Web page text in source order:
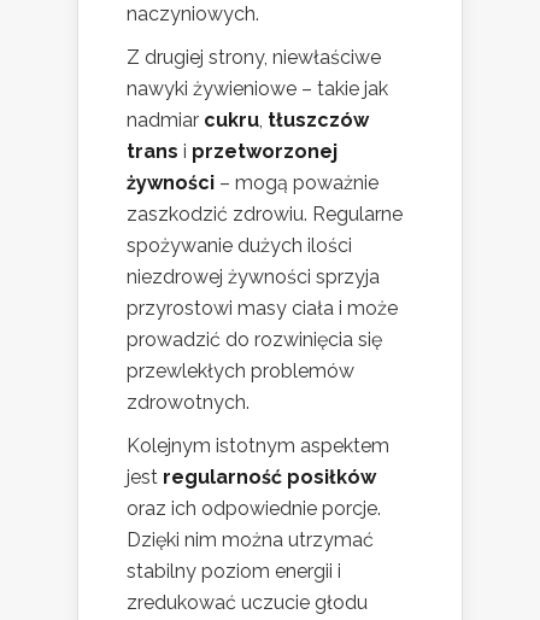
naczyniowych.
Z drugiej strony, niewłaściwe
nawyki żywieniowe – takie jak
nadmiar cukru tłuszczów
trans i przetworzonej
żywności – mogą poważnie
zaszkodzić zdrowiu. Regularne
spożywanie dużych ilości
niezdrowej żywności sprzyja
przyrostowi masy ciała i może
prowadzić do rozwinięcia się
przewlekłych problemów
zdrowotnych.
Kolejnym istotnym aspektem
jest regularność posiłków
oraz ich odpowiednie porcje.
Dzięki nim można utrzymać
stabilny poziom energii i
zredukować uczucie głodu